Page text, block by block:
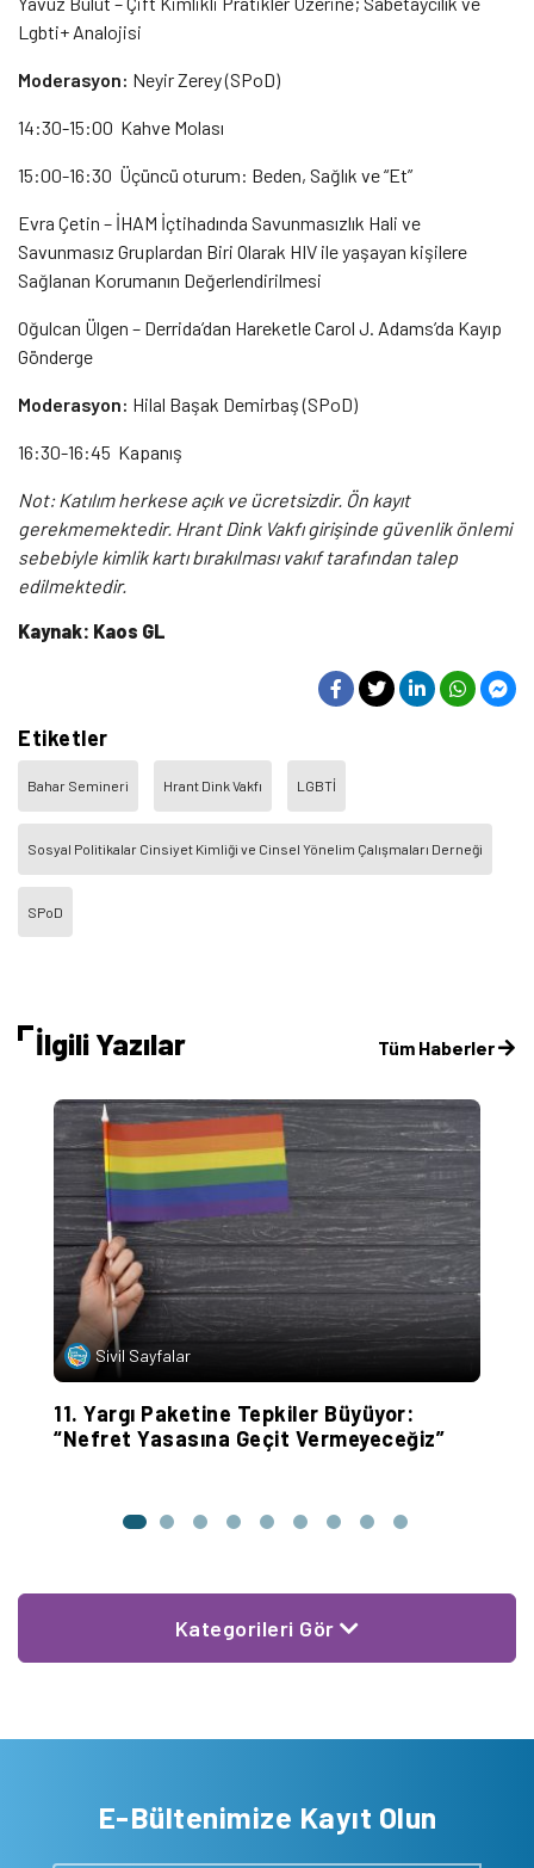
Lgbti+ Analojisi
Moderasyon: Neyir Zerey (SPoD)
14:30-15:00 Kahve Molası
15:00-16:30 Üçüncü oturum: Beden, Sağlık ve “Et”
Evra Çetin – İHAM İçtihadında Savunmasızlık Hali ve
Savunmasız Gruplardan Biri Olarak HIV ile yaşayan kişilere
Sağlanan Korumanın Değerlendirilmesi
Oğulcan Ülgen – Derrida’dan Hareketle Carol J. Adams’da Kayıp
Gönderge
Moderasyon: Hilal Başak Demirbaş (SPoD)
16:30-16:45 Kapanış
Not: Katılım herkese açık ve ücretsizdir. Ön kayıt
gerekmemektedir. Hrant Dink Vakfı girişinde güvenlik önlemi
sebebiyle kimlik kartı bırakılması vakıf tarafından talep
edilmektedir.
Kaynak: Kaos GL
Etiketler
Bahar Semineri Hrant Dink Vakfı LGBTİ
Sosyal Politikalar Cinsiyet Kimliği ve Cinsel Yönelim Çalışmaları Derneği
SPoD
İlgili Yazılar Tüm Haberler
Sivil Sayfalar
11. Yargı Paketine Tepkiler Büyüyor:
“Nefret Yasasına Geçit Vermeyeceğiz”
Kategorileri Gör
E-Bültenimize Kayıt Olun